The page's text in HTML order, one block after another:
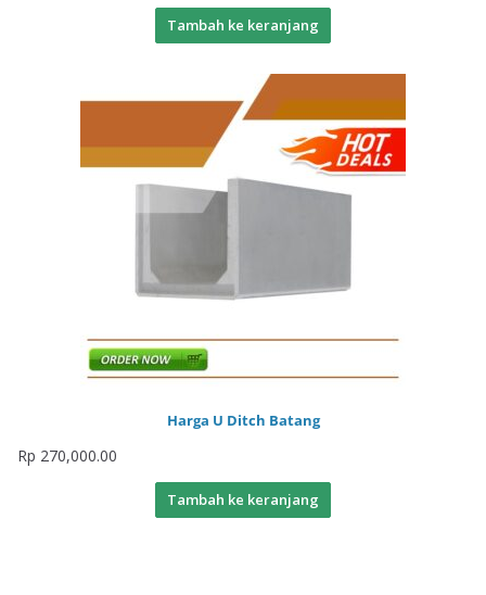
Tambah ke keranjang
Harga U Ditch Batang
Rp 270,000.00
Tambah ke keranjang